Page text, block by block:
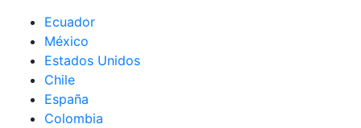
Ecuador
México
Estados Unidos
Chile
España
Colombia